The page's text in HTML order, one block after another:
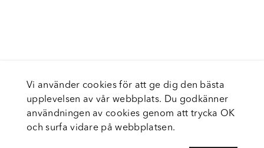
Vi använder cookies för att ge dig den bästa
upplevelsen av vår webbplats. Du godkänner
användningen av cookies genom att trycka OK
och surfa vidare på webbplatsen.